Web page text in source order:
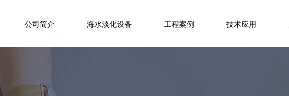
公司简介 海水淡化设备 工程案例 技术应用